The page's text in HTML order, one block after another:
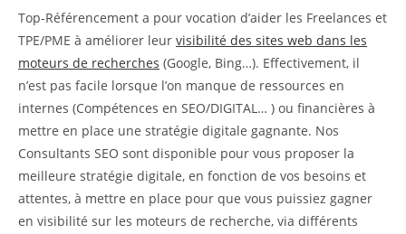
Top-Référencement a pour vocation d’aider les Freelances et
TPE/PME à améliorer leur visibilité des sites web dans les
moteurs de recherches (Google, Bing…). Effectivement, il
n’est pas facile lorsque l’on manque de ressources en
internes (Compétences en SEO/DIGITAL… ) ou financières à
mettre en place une stratégie digitale gagnante. Nos
Consultants SEO sont disponible pour vous proposer la
meilleure stratégie digitale, en fonction de vos besoins et
attentes, à mettre en place pour que vous puissiez gagner
en visibilité sur les moteurs de recherche, via différents